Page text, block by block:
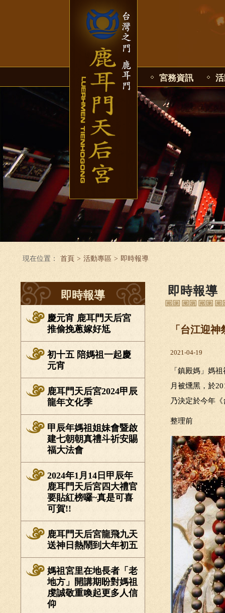
宮務資訊
現在位置： 首頁 > 活動專區 > 即時報導
即時報導
慶元宵 鹿耳門天后宮
推偷挽蔥嫁好尪
初十五 陪媽祖一起慶
元宵
鹿耳門天后宮2024甲辰
龍年文化季
甲辰年媽祖姐妹會暨啟
建七朝朝真禮斗祈安賜
福大法會
2024年1月14日甲辰年
鹿耳門天后宮四大禮官
要貼紅榜囉~真是可喜
可賀!!
鹿耳門天后宮龍飛九天
送神日熱鬧到大年初五
媽祖宮里在地長者「老
地方」開講期盼對媽祖
虔誠敬重喚起更多人信
仰
即時報導
「台江迎
2021-04-19
「鎮殿媽」媽
月被燻黑，於
乃決定於今年
整理前